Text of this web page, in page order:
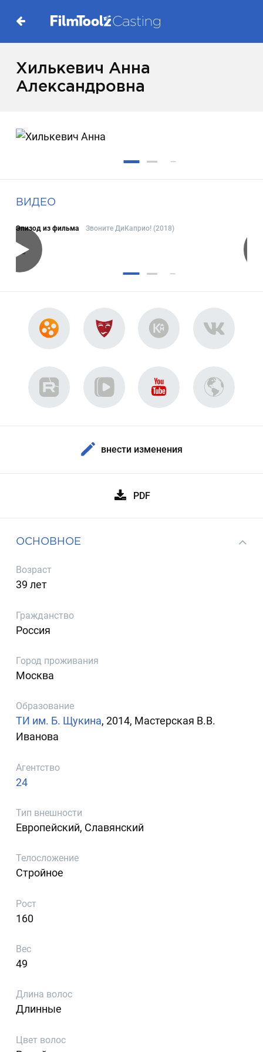
Хилькевич Анна
Александровна
ВИДЕО
Эпизод из фильма Звоните ДиКаприо! (2018)
внести изменения
PDF
ОСНОВНОЕ
Возраст
39 лет
Гражданство
Россия
Город проживания
Москва
Образование
ТИ им. Б. Щукина, 2014, Мастерская В.В.
Иванова
Агентство
24
Тип внешности
Европейский, Славянский
Телосложение
Стройное
Рост
160
Вес
49
Длина волос
Длинные
Цвет волос